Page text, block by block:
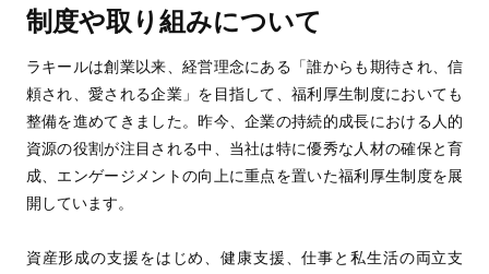
制度や取り組みについて
ラキールは創業以来、経営理念にある「誰からも期待され、信
頼され、愛される企業」を目指して、福利厚生制度においても
整備を進めてきました。昨今、企業の持続的成長における人的
資源の役割が注目される中、当社は特に優秀な人材の確保と育
成、エンゲージメントの向上に重点を置いた福利厚生制度を展
開しています。
資産形成の支援をはじめ、健康支援、仕事と私生活の両立支